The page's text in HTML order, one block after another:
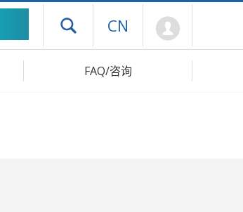
打开抽屉菜单
CN
FAQ/咨询